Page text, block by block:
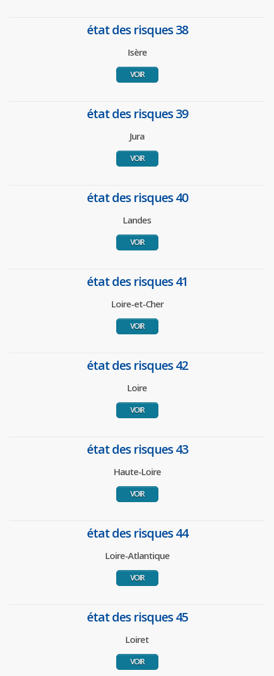
état des risques 38
Isère
VOIR
état des risques 39
Jura
VOIR
état des risques 40
Landes
VOIR
état des risques 41
Loire-et-Cher
VOIR
état des risques 42
Loire
VOIR
état des risques 43
Haute-Loire
VOIR
état des risques 44
Loire-Atlantique
VOIR
état des risques 45
Loiret
VOIR